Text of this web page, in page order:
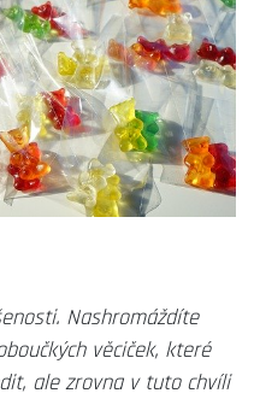
Nashromáždíte
věciček, které
ale zrovna v tuto chvíli